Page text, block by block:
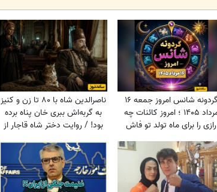
گردونه شانس امروز جمعه 16
مرداد 1405 ؛ امروز کائنات چه
رازی را برای ماه تولد تو فاش
کرده؟
ناصرالدین شاه با 80 تا زن و کنیز
به گربه‌اش ببری خان پناه برده
بود! / روایت دختر شاه قاجار از
لایه‌های پنهان حرمسرای شاهی